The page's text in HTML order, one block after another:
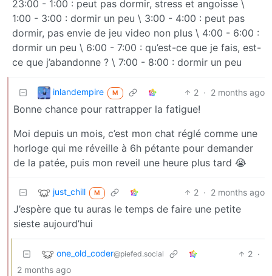
23:00 - 1:00 : peut pas dormir, stress et angoisse \
1:00 - 3:00 : dormir un peu \ 3:00 - 4:00 : peut pas
dormir, pas envie de jeu video non plus \ 4:00 - 6:00 :
dormir un peu \ 6:00 - 7:00 : qu’est-ce que je fais, est-
ce que j’abandonne ? \ 7:00 - 8:00 : dormir un peu
inlandempire M 2 · 2 months ago
Bonne chance pour rattrapper la fatigue!
Moi depuis un mois, c’est mon chat réglé comme une
horloge qui me réveille à 6h pétante pour demander
de la patée, puis mon reveil une heure plus tard 😭
just_chill M 2 · 2 months ago
J’espère que tu auras le temps de faire une petite
sieste aujourd’hui
one_old_coder@piefed.social 2 ·
2 months ago